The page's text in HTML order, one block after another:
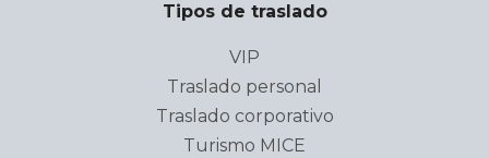
Tipos de traslado
VIP
Traslado personal
Traslado corporativo
Turismo MICE